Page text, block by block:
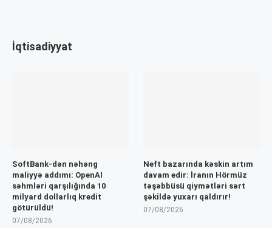
İqtisadiyyat
SoftBank-dən nəhəng
maliyyə addımı: OpenAI
səhmləri qarşılığında 10
milyard dollarlıq kredit
götürüldü!
07/08/2026
Neft bazarında kəskin artım
davam edir: İranın Hörmüz
təşəbbüsü qiymətləri sərt
şəkildə yuxarı qaldırır!
07/08/2026